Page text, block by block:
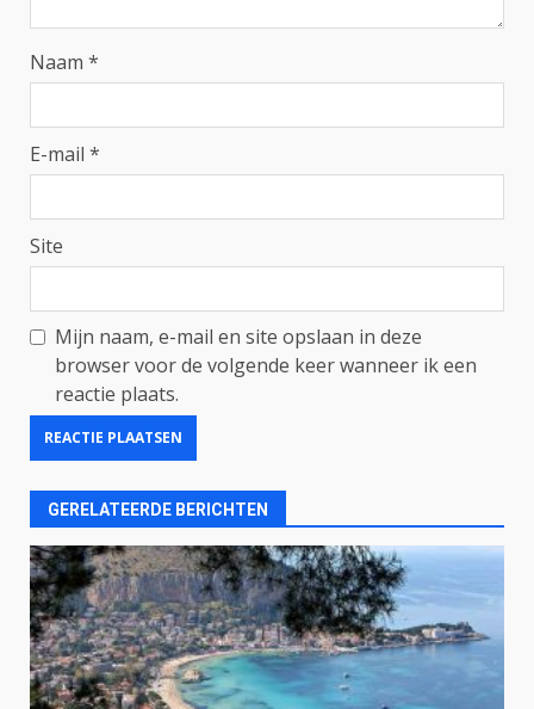
Naam *
E-mail *
Site
Mijn naam, e-mail en site opslaan in deze
browser voor de volgende keer wanneer ik een
reactie plaats.
GERELATEERDE BERICHTEN